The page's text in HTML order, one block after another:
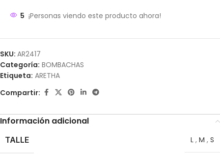
5 ¡Personas viendo este producto ahora!
SKU: AR2417
Categoría: BOMBACHAS
Etiqueta: ARETHA
Compartir:
Información adicional
TALLE L , M , S